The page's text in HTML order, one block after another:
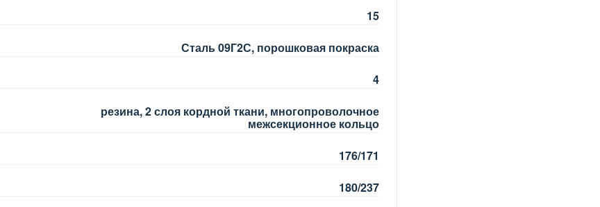
15
Сталь 09Г2С, порошковая покраска
4
резина, 2 слоя кордной ткани, многопроволочное
межсекционное кольцо
176/171
180/237